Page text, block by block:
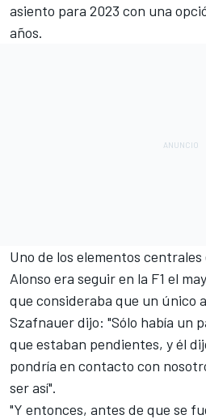
asiento para 2023 con una
años.
Uno de los elementos
Alonso era seguir en la F1 el
que consideraba que un único
Szafnauer dijo: "Sólo había un
que estaban pendientes, y él
pondría en contacto con
ser así".
"Y entonces, antes de que se